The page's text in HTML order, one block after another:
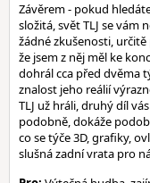
Závěrem - pokud
složitá, svět TLJ se vám
žádné zkušenosti,
že jsem z něj měl ke
dohrál cca před dvěma
znalost jeho reálií
TLJ už hráli, druhý díl
podobně, dokáže
co se týče 3D, grafiky,
slušná zadní vrata pro